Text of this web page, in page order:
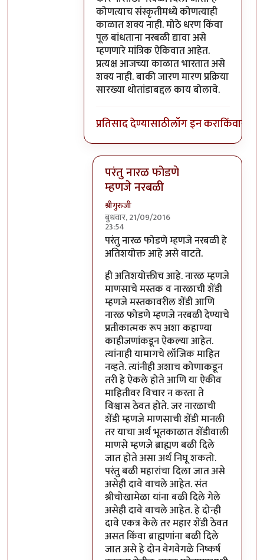
कोणत्याच संस्कृतीमध्ये कोणत्याही
काळात शक्य नाही. मोठे धरण किंवा
पूल बांधताना नरबळी द्यावा असे
म्हणणारे मांत्रिक ऐकिवात आहेत.
प्रत्यक्ष आजच्या काळात भारतात असे
शक्य नाही. बाकी जारण मारण प्रक्रिया
सारख्या थोतांडाबद्दल काय बोलावे.
प्रतिसाद देण्यासाठीलॉग इन कराकिंवा
परंतु नारळ फोडणे
म्हणजे नरबळी
श्रीगुरुजी
बुधवार, 21/09/2016
23:54
In reply toमला शास्त्रार्थ वगैरे काही
परंतु नारळ फोडणे म्हणजे नरबळी हे
अतिशयोक्त आहे असे वाटते.
ही अतिशयोक्तीच आहे. नारळ म्हणजे
माणसाचे मस्तक व नारळाची शेंडी
म्हणजे मस्तकावरील शेंडी आणि
नारळ फोडणे म्हणजे नरबळी देण्याचे
प्रतीकात्मक रूप अशा कहाण्या
काहीजणांकडून ऐकल्या आहेत.
त्यांनाही यामागचे लॉजिक माहित
नव्हते. त्यांनीही अशाच कोणाकडून
तरी हे ऐकले होते आणि या ऐकीव
माहितीवर विचार न करता ते
विश्वास ठेवत होते. जर नारळाची
शेंडी म्हणजे माणसाची शेंडी मानली
तर याचा अर्थ भूतकाळात शेंडीवाली
माणसे म्हणजे ब्राह्मण बळी दिले
जात होते असा अर्थ निघू शकतो.
परंतु बळी महारांचा दिला जात असे
असेही दावे वाचले आहेत. संत
श्रीचोखामेळा यांना बळी दिले गेले
असेही दावे वाचले आहेत. हे दोन्ही
दावे एकत्र केले तर महार शेंडी ठेवत
असत किंवा ब्राह्मणांना बळी दिले
जात असे हे दोन वेगवेगळे निष्कर्ष